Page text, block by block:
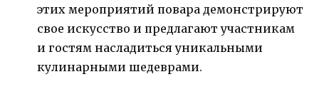
этих мероприятий повара демонстрируют
свое искусство и предлагают участникам
и гостям насладиться уникальными
кулинарными шедеврами.